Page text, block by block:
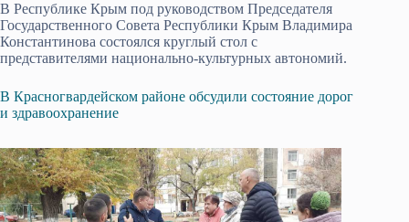
В Республике Крым под руководством Председателя
Государственного Совета Республики Крым Владимира
Константинова состоялся круглый стол с
представителями национально-культурных автономий.
В Красногвардейском районе обсудили состояние дорог
и здравоохранение